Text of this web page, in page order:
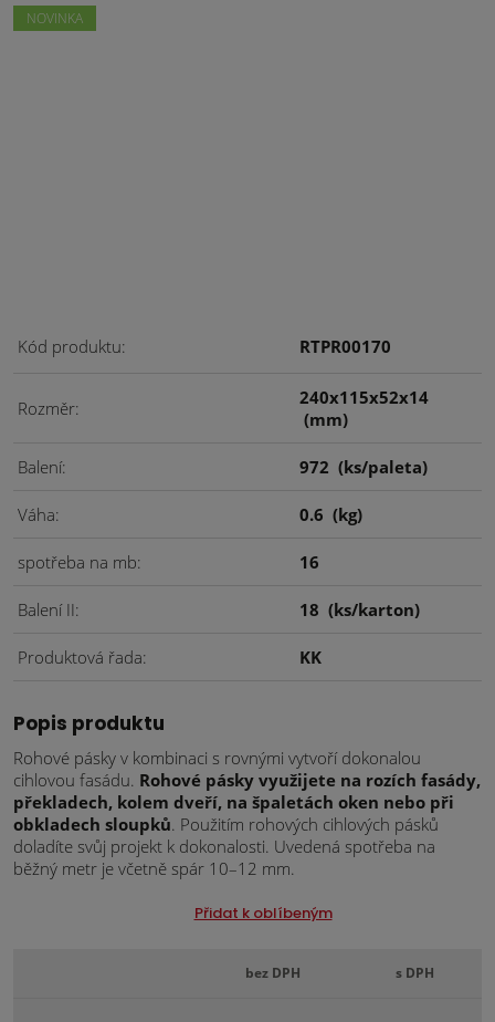
NOVINKA
Kód produktu RTPR00170
Rozměr
240x115x52x14
(mm)
Balení 972 (ks/paleta)
Váha 0.6 (kg)
spotřeba na mb 16
Balení II 18 (ks/karton)
Produktová řada KK
Popis produktu
Rohové pásky v kombinaci s rovnými vytvoří dokonalou
cihlovou fasádu. Rohové pásky využijete na rozích fasády,
překladech, kolem dveří, na špaletách oken nebo při
obkladech sloupků. Použitím rohových cihlových pásků
doladíte svůj projekt k dokonalosti. Uvedená spotřeba na
běžný metr je včetně spár 10–12 mm.
Přidat k oblíbeným
bez DPH s DPH